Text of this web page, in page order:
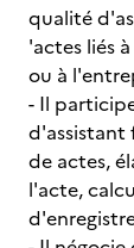
qualité
'actes liés
ou à
- Il
d'assistant
de actes,
l'acte,